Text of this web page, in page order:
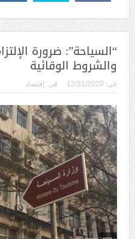
“السياحة”: ضرورة
والشروط الوقائية
فى: 12/31/2020 فى: إقتصاد